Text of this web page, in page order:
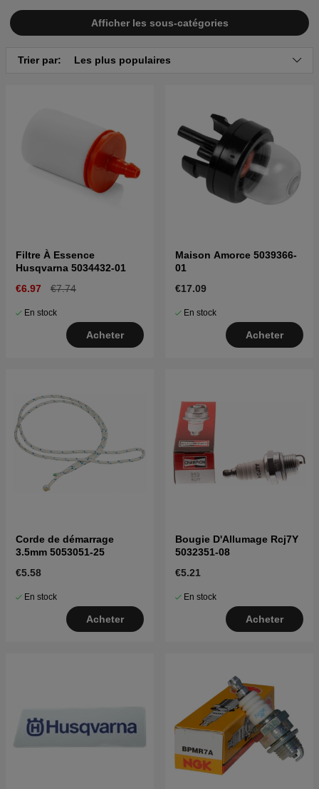
Afficher les sous-catégories
Trier par: Les plus populaires
Filtre À Essence
Husqvarna 5034432-01
€6.97
€7.74
En stock
Acheter
Maison Amorce 5039366-
01
€17.09
En stock
Acheter
Corde de démarrage
3.5mm 5053051-25
€5.58
En stock
Acheter
Bougie D'Allumage Rcj7Y
5032351-08
€5.21
En stock
Acheter